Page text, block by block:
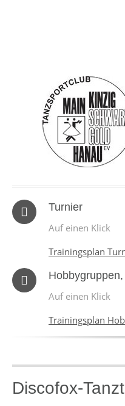
Turnier
Auf einen Klick
Trainingsplan
Auf einen Klick
Trainingsplan
Discofox-